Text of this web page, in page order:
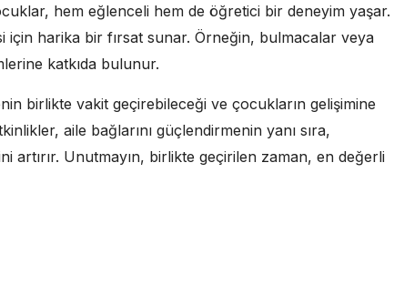
hem eğlenceli hem de öğretici bir deneyim yaşar.
harika bir fırsat sunar. Örneğin, bulmacalar veya
katkıda bulunur.
birlikte vakit geçirebileceği ve çocukların gelişimine
aile bağlarını güçlendirmenin yanı sıra,
artırır. Unutmayın, birlikte geçirilen zaman, en değerli